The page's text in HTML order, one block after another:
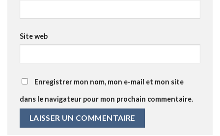
Site web
Enregistrer mon nom, mon e-mail et mon site
dans le navigateur pour mon prochain commentaire.